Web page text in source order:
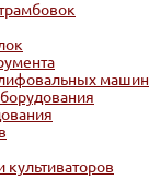
машин